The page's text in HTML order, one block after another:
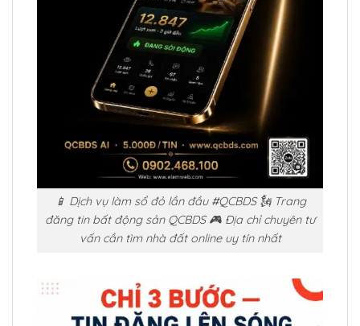
📱 Dịch vụ làm sổ đỏ lần đầu #QCBDS 🗽 Trang
đăng tin bất động sản QCBDS 🎮 Địa chỉ chuyên tư
vấn cần tìm nhà đất online uy tín nhất